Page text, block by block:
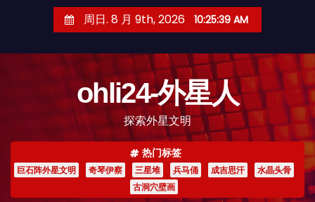
周日. 8 月 9th, 2026 10:25:40 AM
ohli24-外星人
探索外星文明
热门标签
巨石阵外星文明 奇琴伊察 三星堆 兵马俑 成吉思汗
水晶头骨
古洞穴壁画